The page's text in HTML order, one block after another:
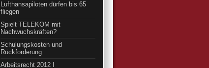
Lufthansapiloten dürfen bis 65
fliegen
Spielt TELEKOM mit
Nachwuchskräften?
Schulungskosten und
Rückforderung
Arbeitsrecht 2012 I